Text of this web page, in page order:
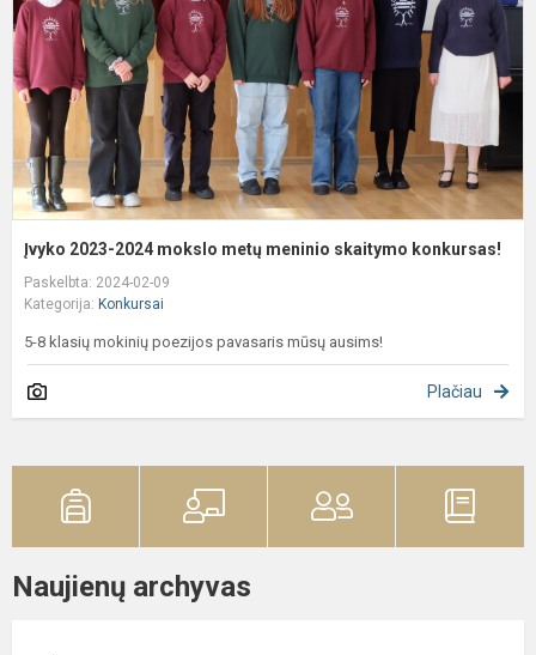
Įvyko 2023-2024 mokslo metų meninio skaitymo konkursas!
Paskelbta: 2024-02-09
Kategorija: Konkursai
5-8 klasių mokinių poezijos pavasaris mūsų ausims!
Plačiau
Naujienų archyvas